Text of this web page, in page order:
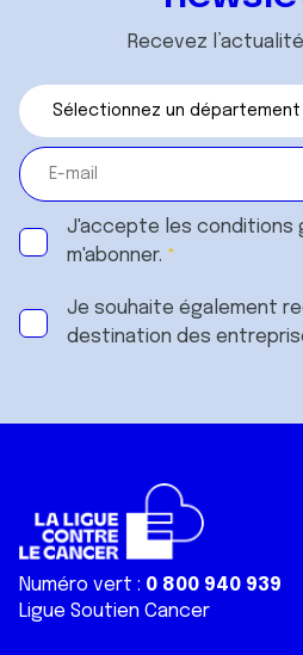
Recevez
J'accepte les conditions
m'abonner.
Je souhaite également
destination des
Numéro vert : 0 800 940 939
Ligue Soutien Cancer